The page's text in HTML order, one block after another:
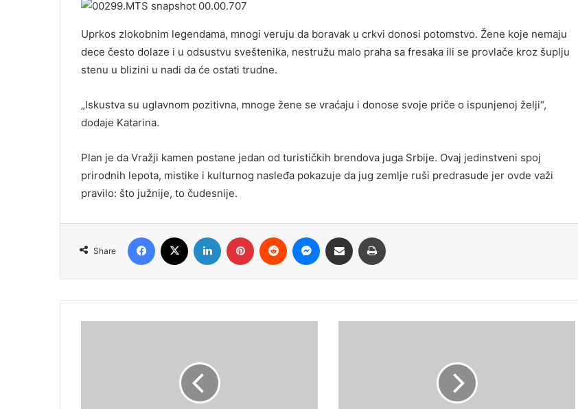
Uprkos zlokobnim legendama, mnogi veruju da boravak u crkvi donosi potomstvo. Žene koje nemaju
dece često dolaze i u odsustvu sveštenika, nestružu malo praha sa fresaka ili se provlače kroz šuplju
stenu u blizini u nadi da će ostati trudne.
„Iskustva su uglavnom pozitivna, mnoge žene se vraćaju i donose svoje priče o ispunjenoj želji“,
dodaje Katarina.
Plan je da Vražji kamen postane jedan od turističkih brendova juga Srbije. Ovaj jedinstveni spoj
prirodnih lepota, mistike i kulturnog nasleđa pokazuje da jug zemlje ruši predrasude jer ovde važi
pravilo: što južnije, to čudesnije.
Share
Facebook LinkedIn Pinterest Reddit Messenger
Share via Email